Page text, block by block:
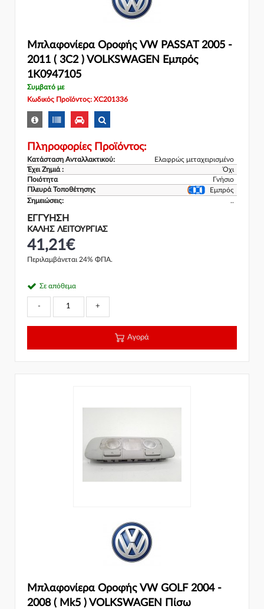
Μπλαφονίερα Οροφής VW PASSAT 2005 -
2011 ( 3C2 ) VOLKSWAGEN Εμπρός
1K0947105
Συμβατό με
Κωδικός Προϊόντος: XC201336
Πληροφορίες Προϊόντος:
Κατάσταση Ανταλλακτικού:
Ελαφρώς μεταχειρισμένο
Έχει Ζημιά :
Όχι
Ποιότητα
Γνήσιο
Πλευρά Τοποθέτησης
Εμπρός
Σημειώσεις:
..
ΕΓΓΎΗΣΗ
ΚΑΛΗΣ ΛΕΙΤΟΥΡΓΙΑΣ
41,21€
Περιλαμβάνεται 24% ΦΠΑ.
Σε απόθεμα
- +
Αγορά
Μπλαφονίερα Οροφής VW GOLF 2004 -
2008 ( Mk5 ) VOLKSWAGEN Πίσω